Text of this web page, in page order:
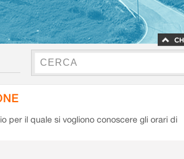
per il quale si vogliono conoscere gli orari di